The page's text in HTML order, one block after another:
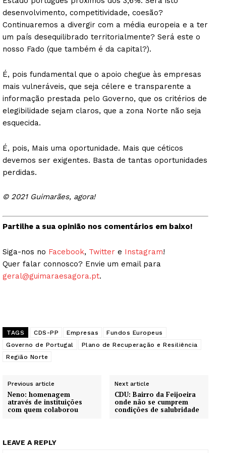
desenvolvimento, competitividade, coesão?
Continuaremos a divergir com a média europeia e a ter
um país desequilibrado territorialmente? Será este o
nosso Fado (que também é da capital?).
É, pois fundamental que o apoio chegue às empresas
mais vulneráveis, que seja célere e transparente a
informação prestada pelo Governo, que os critérios de
elegibilidade sejam claros, que a zona Norte não seja
esquecida.
É, pois, Mais uma oportunidade. Mais que céticos
devemos ser exigentes. Basta de tantas oportunidades
perdidas.
© 2021 Guimarães, agora!
Partilhe a sua opinião nos comentários em baixo!
Siga-nos no Facebook, Twitter e Instagram!
Quer falar connosco? Envie um email para
geral@guimaraesagora.pt.
TAGS CDS-PP Empresas
Fundos Europeus
Governo de Portugal
Plano de Recuperação e Resiliência
Região Norte
Previous article
Neno: homenagem
através de instituições
com quem colaborou
Next article
CDU: Bairro da Feijoeira
onde não se cumprem
condições de salubridade
LEAVE A REPLY